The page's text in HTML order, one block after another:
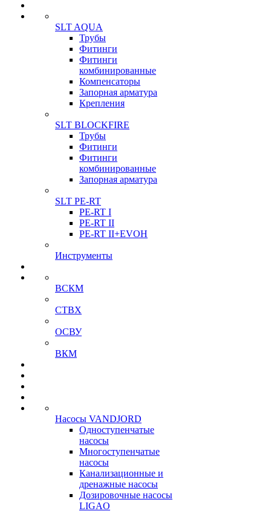
SLT AQUA
Трубы
Фитинги
Фитинги
комбинированные
Компенсаторы
Запорная арматура
Крепления
SLT BLOCKFIRE
Трубы
Фитинги
Фитинги
комбинированные
Запорная арматура
SLT PE-RT
PE-RT I
PE-RT II
PE-RT II+EVOH
Инструменты
ВСКМ
СТВХ
ОСВУ
ВКМ
Насосы VANDJORD
Одноступенчатые
насосы
Многоступенчатые
насосы
Канализационные и
дренажные насосы
Дозировочные насосы
LIGAO